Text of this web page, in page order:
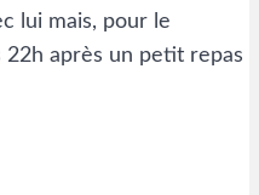
lui mais, pour le
après un petit repas